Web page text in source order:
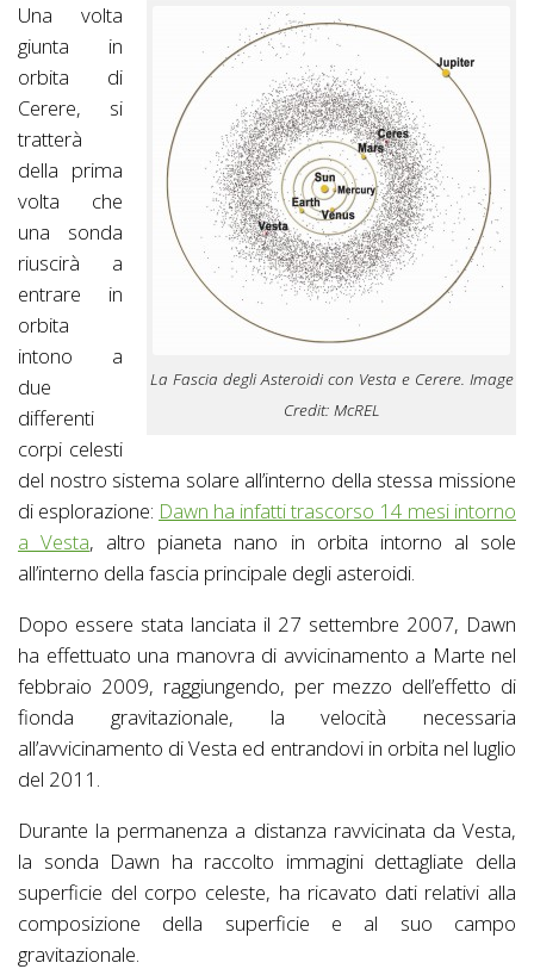
La Fascia degli Asteroidi con Vesta e Cerere. Image
Credit: McREL
Una volta
giunta in
orbita di
Cerere, si
tratterà
della prima
volta che
una sonda
riuscirà a
entrare in
orbita
intono a
due
differenti
corpi celesti
del nostro sistema solare all’interno della stessa missione
di esplorazione: Dawn ha infatti trascorso 14 mesi intorno
a Vesta, altro pianeta nano in orbita intorno al sole
all’interno della fascia principale degli asteroidi.
Dopo essere stata lanciata il 27 settembre 2007, Dawn
ha effettuato una manovra di avvicinamento a Marte nel
febbraio 2009, raggiungendo, per mezzo dell’effetto di
fionda gravitazionale, la velocità necessaria
all’avvicinamento di Vesta ed entrandovi in orbita nel luglio
del 2011.
Durante la permanenza a distanza ravvicinata da Vesta,
la sonda Dawn ha raccolto immagini dettagliate della
superficie del corpo celeste, ha ricavato dati relativi alla
composizione della superficie e al suo campo
gravitazionale.